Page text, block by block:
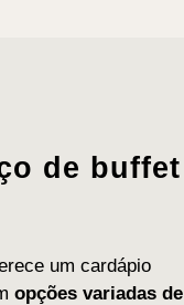
de buffet
um cardápio
opções variadas de